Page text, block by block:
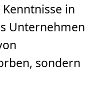
in
Unternehmen
sondern